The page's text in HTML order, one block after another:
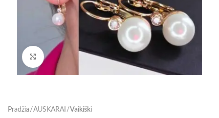
Paspauskite, kad padidinti
Pradžia AUSKARAI Vaikiški